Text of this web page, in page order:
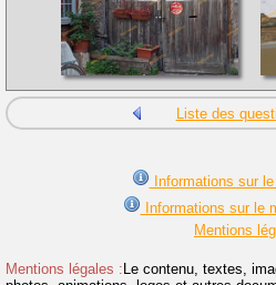
Liste des
Informations sur
Informations sur le
Mentions
Mentions légales : Le contenu, textes,